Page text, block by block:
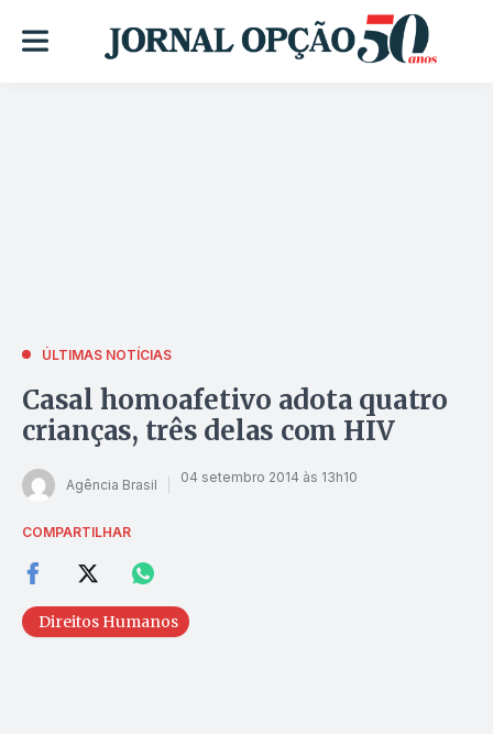
ÚLTIMAS NOTÍCIAS
Casal homoafetivo adota quatro
crianças, três delas com HIV
Agência Brasil 04 setembro 2014 às 13h10
COMPARTILHAR
Direitos Humanos